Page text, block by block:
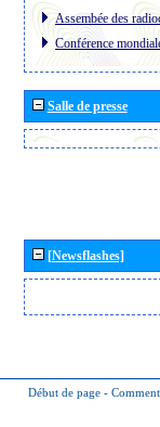
Assembée des
Conférence
Salle de presse
[Newsflashes]
Début de page -